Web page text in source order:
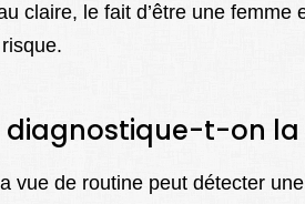
claire, le fait d’être une
t-on la
vue de routine peut détecter